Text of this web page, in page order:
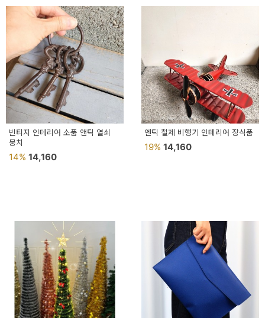
빈티지 인테리어 소품 앤틱 열쇠
뭉치
14% 14,160
엔틱 철제 비행기 인테리어 장식품
19% 14,160